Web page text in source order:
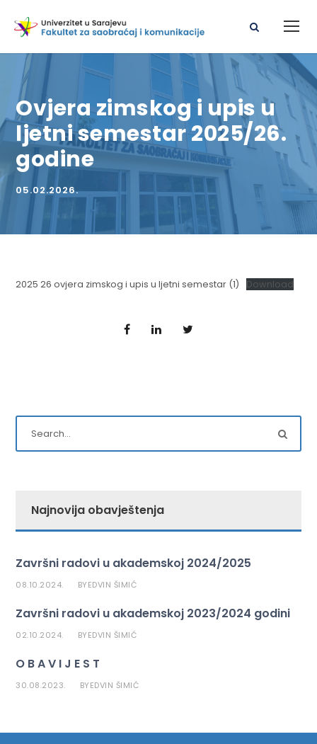
Ovjera zimskog i upis u
ljetni semestar 2025/26.
godine
05.02.2026.
2025 26 ovjera zimskog i upis u ljetni semestar (1) Download
Najnovija obavještenja
Završni radovi u akademskoj 2024/2025
08.10.2024. BYEDVIN ŠIMIĆ
Završni radovi u akademskoj 2023/2024 godini
02.10.2024. BYEDVIN ŠIMIĆ
O B A V I J E S T
30.08.2023. BYEDVIN ŠIMIĆ